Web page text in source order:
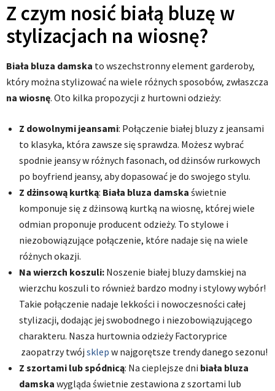
Z czym nosić białą bluzę w
stylizacjach na wiosnę?
Biała bluza damska to wszechstronny element garderoby,
który można stylizować na wiele różnych sposobów, zwłaszcza
na wiosnę. Oto kilka propozycji z hurtowni odzieży:
Z dowolnymi jeansami: Połączenie białej bluzy z jeansami
to klasyka, która zawsze się sprawdza. Możesz wybrać
spodnie jeansy w różnych fasonach, od dżinsów rurkowych
po boyfriend jeansy, aby dopasować je do swojego stylu.
Z dżinsową kurtką: Biała bluza damska świetnie
komponuje się z dżinsową kurtką na wiosnę, której wiele
odmian proponuje producent odzieży. To stylowe i
niezobowiązujące połączenie, które nadaje się na wiele
różnych okazji.
Na wierzch koszuli: Noszenie białej bluzy damskiej na
wierzchu koszuli to również bardzo modny i stylowy wybór!
Takie połączenie nadaje lekkości i nowoczesności całej
stylizacji, dodając jej swobodnego i niezobowiązującego
charakteru. Nasza hurtownia odzieży Factoryprice
zaopatrzy twój sklep w najgorętsze trendy danego sezonu!
Z szortami lub spódnicą: Na cieplejsze dni biała bluza
damska wygląda świetnie zestawiona z szortami lub